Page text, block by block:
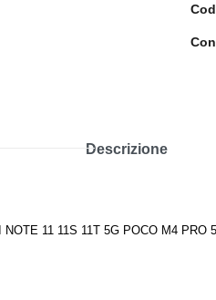
Descrizione
11 11S 11T 5G POCO M4 PRO